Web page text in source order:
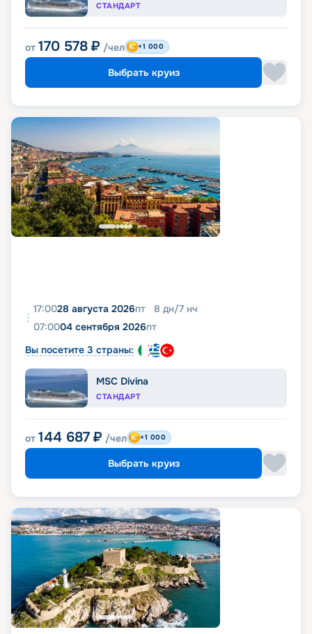
СТАНДАРТ
от 170 578 ₽ /чел +1 000
Выбрать круиз
17:0028 августа 2026пт 8 дн/7 нч
07:0004 сентября 2026пт
Вы посетите 3 страны:
MSC Divina
СТАНДАРТ
от 144 687 ₽ /чел +1 000
Выбрать круиз